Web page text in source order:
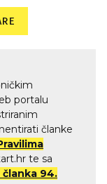
portalu
članke
te sa
članka 94.